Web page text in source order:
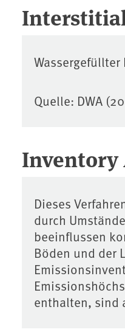
Wassergefüllter
Quelle: DWA
Dieses
durch
beeinflussen
Böden und der
enthalten, sind